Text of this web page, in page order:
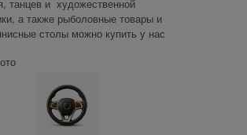
танцев и художественной
а также рыболовные товары и
столы можно купить у нас